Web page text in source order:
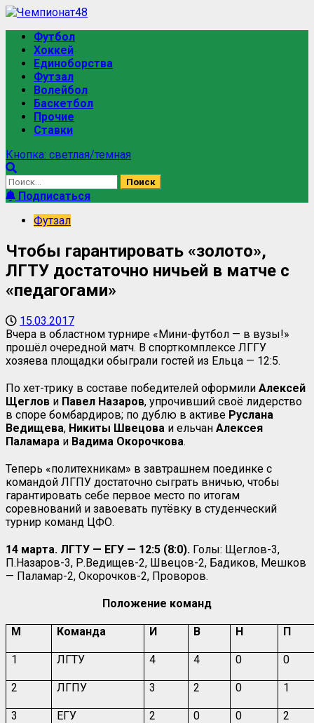
Футбол
Хоккей
Единоборства
Футзал
Волейбол
Баскетбол
Прочие
Ставки
Кнопка: светлая/темная
Подписаться
Футзал
Чтобы гарантировать «золото»,
ЛГТУ достаточно ничьей в матче с
«педагогами»
15.03.2017
Вчера в областном турнире «Мини-футбол — в вузы!»
прошёл очередной матч. В спорткомплексе ЛГГУ
хозяева площадки обыграли гостей из Ельца — 12:5.
По хет-трику в составе победителей оформили Алексей
Щеглов и Павел Назаров, упрочивший своё лидерство
в споре бомбардиров; по дублю в активе Руслана
Ведищева, Никиты Швецова и ельчан Алексея
Паламара и Вадима Окорочкова.
Теперь «политехникам» в завтрашнем поединке с
командой ЛГПУ достаточно сыграть вничью, чтобы
гарантировать себе первое место по итогам
соревнований и завоевать путёвку в студенческий
турнир команд ЦФО.
14 марта. ЛГТУ — ЕГУ — 12:5 (8:0). Голы: Щеглов-3,
П.Назаров-3, Р.Ведищев-2, Швецов-2, Бадиков, Мешков
— Паламар-2, Окорочков-2, Проворов.
Положение команд
М Команда И В Н П
1 ЛГТУ 4 4 0 0
2 ЛГПУ 3 2 0 1
3 ЕГУ 2 0 0 2